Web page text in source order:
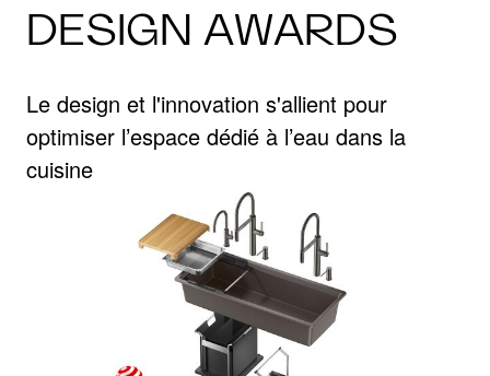
DESIGN AWARDS
Le design et l'innovation s'allient pour
optimiser l’espace dédié à l’eau dans la
cuisine